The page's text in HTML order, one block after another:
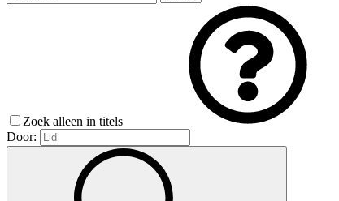
Zoek alleen in titels
Door: